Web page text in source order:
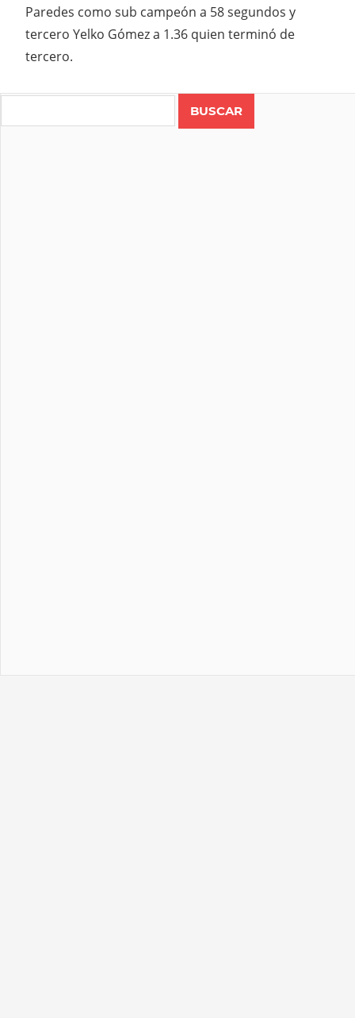
Paredes como sub campeón a 58 segundos y
tercero Yelko Gómez a 1.36 quien terminó de
tercero.